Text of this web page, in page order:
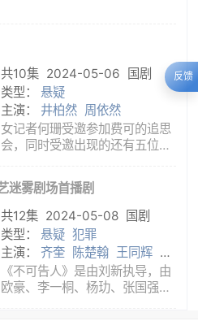
的教导下，他逐渐端正态度，与
小队
共10集 2024-05-06
国剧
类型： 悬疑
主演： 井柏然 周依然
女记者何珊受邀参加费可的追思
会，同时受邀出现的还有五位陌
知的过往，但他们发现所认识的
费可并不是同一个人。费可到底
是谁？众人展开回溯，逐步揭开
了关于费可的真相。
迷雾剧场首播剧
共12集 2024-05-08
国剧
类型： 悬疑 犯罪
主演： 齐奎 陈楚翰 王同辉 刘
奕君 赵阳 胡连馨 张国强
杨
玏 李一桐 欧豪
《不可告人》是由刘新执导，由
欧豪、李一桐、杨玏、张国强、
反馈